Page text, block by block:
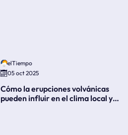
elTiempo
05 oct 2025
Cómo la erupciones volvánicas
pueden influir en el clima local y